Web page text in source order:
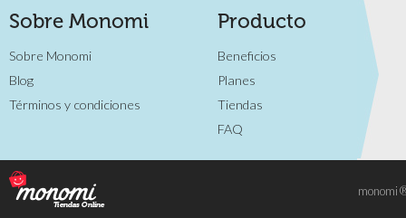
Sobre Monomi
Sobre Monomi
Blog
Términos y condiciones
Producto
Beneficios
Planes
Tiendas
FAQ
monomi